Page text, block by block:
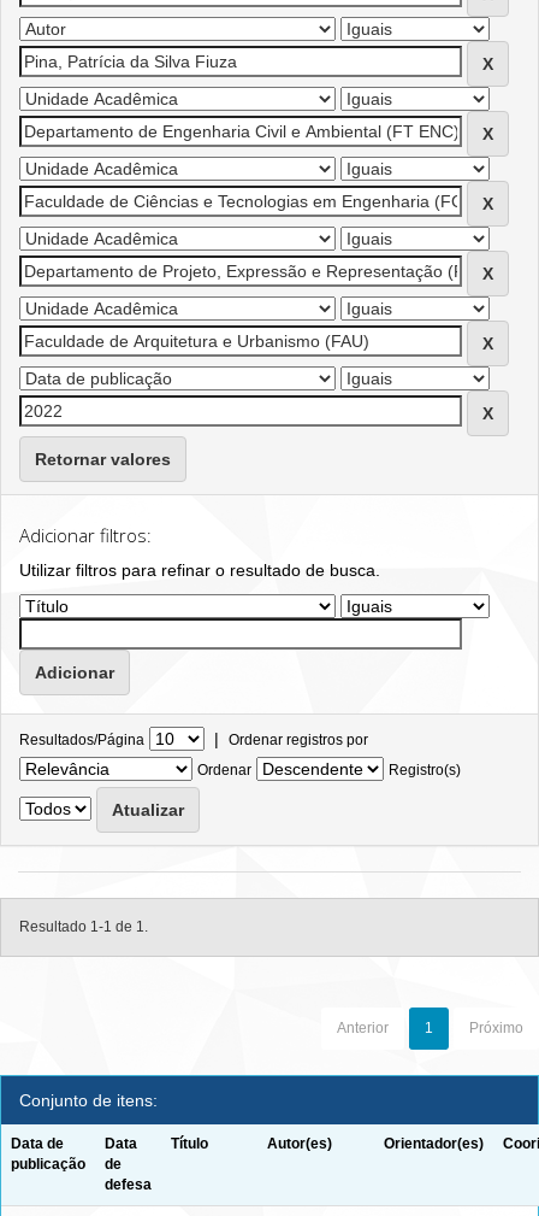
Retornar valores
Adicionar filtros:
Utilizar filtros para refinar o resultado de busca.
Resultados/Página | Ordenar registros por
Ordenar
Registro(s)
Resultado 1-1 de 1.
Anterior 1 Próximo
Conjunto de itens:
Data de
publicação
Data
de
defesa
Título Autor(es) Orientador(es)